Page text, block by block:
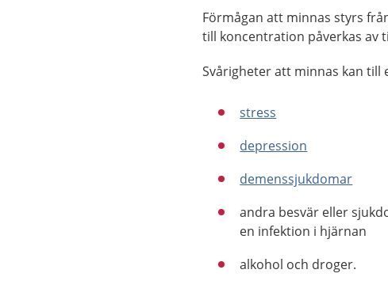
Förmågan att minnas styrs
till koncentration påverkas av
Svårigheter att minnas kan till
stress
depression
demenssjukdomar
andra besvär eller
en infektion i hjärnan
alkohol och droger.